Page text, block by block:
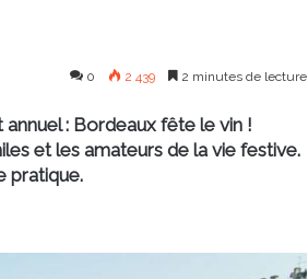
0 2 439 2 minutes de lecture
: Bordeaux fête le vin !
et les amateurs de la vie festive.
pratique.